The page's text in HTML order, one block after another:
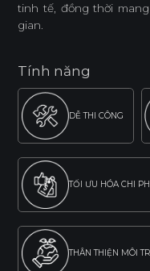
tinh tế, đồng thời
gian.
Tính năng
DỄ THI CÔNG
TỐI ƯU HÓA CHI
THÂN THIỆN MÔI